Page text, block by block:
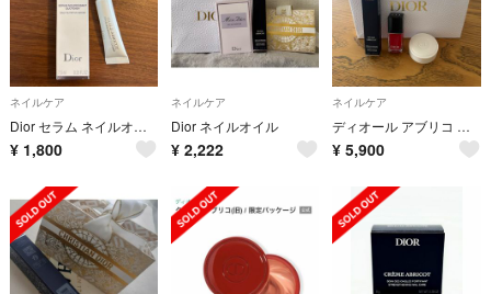
ネイルケア
Dior セラム ネイルオイル アプリコ
¥ 1,800
ネイルケア
Dior ネイルオイル
¥ 2,222
ネイルケア
ディオール アブリコ ネイルオイル クリーム ヴェルニ
¥ 5,900